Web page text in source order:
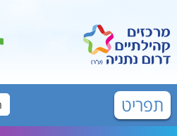
תפריט